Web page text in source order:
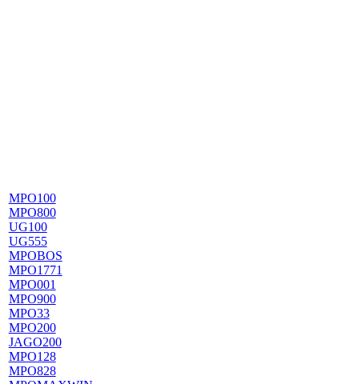
MPO100
MPO800
UG100
UG555
MPOBOS
MPO1771
MPO001
MPO900
MPO33
MPO200
JAGO200
MPO128
MPO828